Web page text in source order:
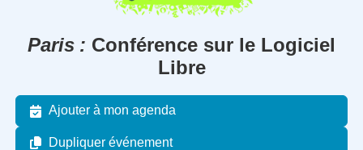
Paris
Conférence sur le Logiciel
Libre
Ajouter à mon agenda
Dupliquer événement